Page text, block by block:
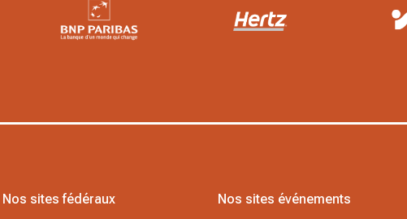
Nos sites fédéraux Nos sites événements